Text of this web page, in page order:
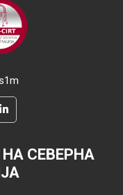
СЕВЕРНА